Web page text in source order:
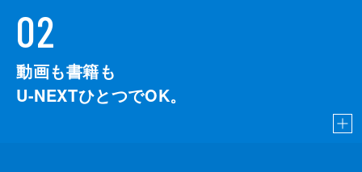
02
動画も書籍も
U-NEXTひとつでOK。